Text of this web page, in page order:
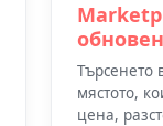
Търсенето
мястото,
цена,